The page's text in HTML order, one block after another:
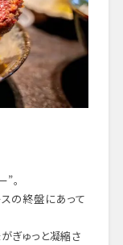
。
の終盤にあって
ぎゅっと凝縮さ